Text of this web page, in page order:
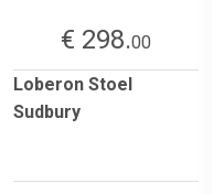
€ 298.00
Loberon Stoel
Sudbury